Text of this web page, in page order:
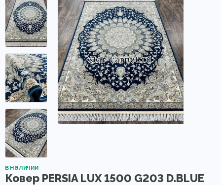
в наличии
Ковер PERSIA LUX 1500 G203 D.BLUE